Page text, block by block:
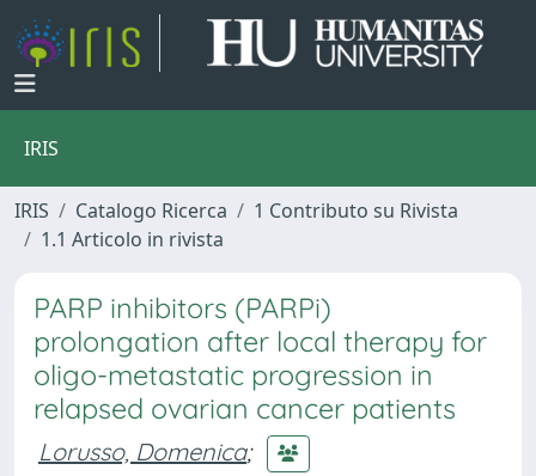
IRIS
IRIS Catalogo Ricerca
1 Contributo su Rivista
1.1 Articolo in rivista
PARP inhibitors (PARPi)
prolongation after local therapy for
oligo-metastatic progression in
relapsed ovarian cancer patients
Lorusso, Domenica;